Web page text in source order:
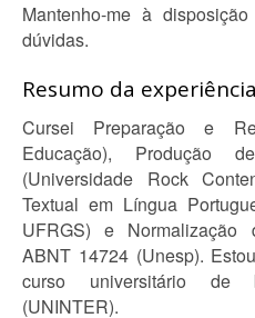
Mantenho-me à
dúvidas.
Resumo da
Cursei Preparação e
Educação), Produção
(Universidade Rock
Textual em Língua
UFRGS) e Normalização
ABNT 14724 (Unesp).
curso universitário de
(UNINTER).